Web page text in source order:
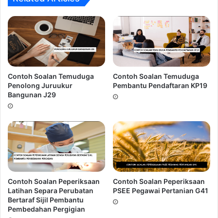
5.Over Confident! Terlalu yakin!.
dilakukan oleh calon-calon yang mempunyai keputusan
akademik yang cemerlang.
Ingin Dapatkan Rujukan Temuduga
Penguasa Imigresen KP41???
Peluang untuk mendapat panggilan
Contoh Soalan Temuduga
Penolong Juruukur
Bangunan J29
Contoh Soalan Temuduga
Pembantu Pendaftaran KP19
Contoh Soalan Peperiksaan
Latihan Separa Perubatan
Bertaraf Sijil Pembantu
Pembedahan Pergigian
Contoh Soalan Peperiksaan
PSEE Pegawai Pertanian G41